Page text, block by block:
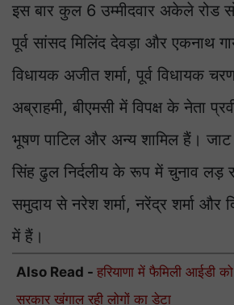
इस बार कुल 6 उम्मीदवार अकेले रोड
पूर्व सांसद मिलिंद देवड़ा और एकनाथ
विधायक अजीत शर्मा, पूर्व विधायक
अब्राहमी, बीएमसी में विपक्ष के नेता
भूषण पाटिल और अन्य शामिल हैं।
सिंह ढुल निर्दलीय के रूप में चुनाव लड़
समुदाय से नरेश शर्मा, नरेंद्र शर्मा और
में हैं।
Also Read - हरियाणा में फैमिली आईडी
सरकार खंगाल रही लोगों का डेटा